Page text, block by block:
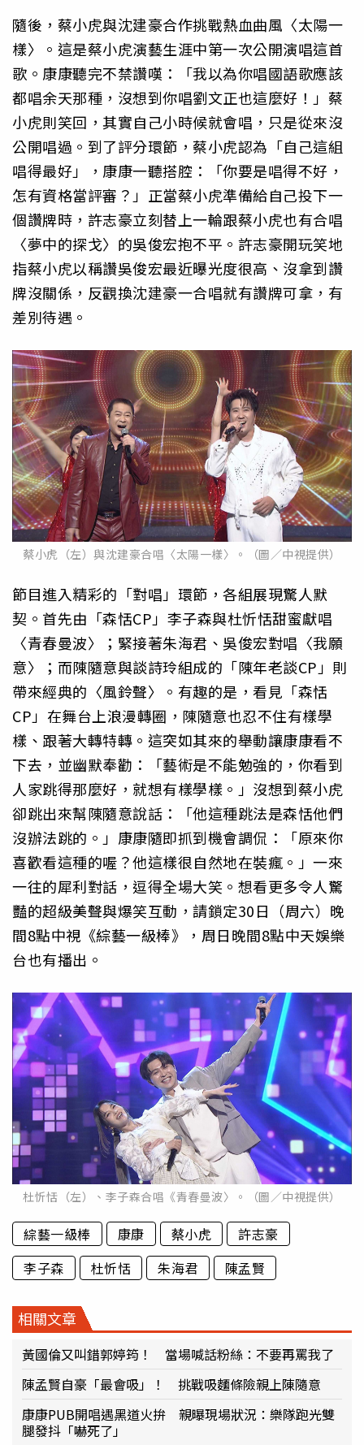
隨後，蔡小虎與沈建豪合作挑戰熱血曲風〈太陽一
樣〉。這是蔡小虎演藝生涯中第一次公開演唱這首
歌。康康聽完不禁讚嘆：「我以為你唱國語歌應該
都唱余天那種，沒想到你唱劉文正也這麼好！」蔡
小虎則笑回，其實自己小時候就會唱，只是從來沒
公開唱過。到了評分環節，蔡小虎認為「自己這組
唱得最好」，康康一聽搭腔：「你要是唱得不好，
怎有資格當評審？」正當蔡小虎準備給自己投下一
個讚牌時，許志豪立刻替上一輪跟蔡小虎也有合唱
〈夢中的探戈〉的吳俊宏抱不平。許志豪開玩笑地
指蔡小虎以稱讚吳俊宏最近曝光度很高、沒拿到讚
牌沒關係，反觀換沈建豪一合唱就有讚牌可拿，有
差別待遇。
蔡小虎（左）與沈建豪合唱〈太陽一樣〉。（圖／中視提供）
節目進入精彩的「對唱」環節，各組展現驚人默
契。首先由「森恬CP」李子森與杜忻恬甜蜜獻唱
〈青春曼波〉；緊接著朱海君、吳俊宏對唱〈我願
意〉；而陳隨意與談詩玲組成的「陳年老談CP」則
帶來經典的〈風鈴聲〉。有趣的是，看見「森恬
CP」在舞台上浪漫轉圈，陳隨意也忍不住有樣學
樣、跟著大轉特轉。這突如其來的舉動讓康康看不
下去，並幽默奉勸：「藝術是不能勉強的，你看到
人家跳得那麼好，就想有樣學樣。」沒想到蔡小虎
卻跳出來幫陳隨意說話：「他這種跳法是森恬他們
沒辦法跳的。」康康隨即抓到機會調侃：「原來你
喜歡看這種的喔？他這樣很自然地在裝瘋。」一來
一往的犀利對話，逗得全場大笑。想看更多令人驚
豔的超級美聲與爆笑互動，請鎖定30日（周六）晚
間8點中視《綜藝一級棒》，周日晚間8點中天娛樂
台也有播出。
杜忻恬（左）、李子森合唱《青春曼波〉。（圖／中視提供）
綜藝一級棒 康康 蔡小虎
許志豪
李子森
杜忻恬 朱海君 陳孟賢
相關文章
黃國倫又叫錯郭婷筠！ 當場喊話粉絲：不要再罵我了
陳孟賢自豪「最會吸」！ 挑戰吸麵條險親上陳隨意
康康PUB開唱遇黑道火拚 親曝現場狀況：樂隊跑光雙
腿發抖「嚇死了」